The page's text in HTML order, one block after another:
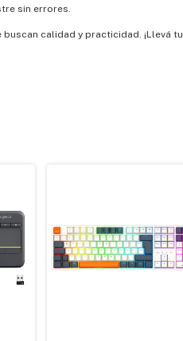
sin errores.
calidad y practicidad. ¡Llevá tu